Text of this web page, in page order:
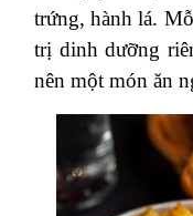
trứng, hành lá.
trị dinh dưỡng
nên một món ăn